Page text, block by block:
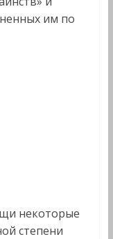
им по
некоторые
степени